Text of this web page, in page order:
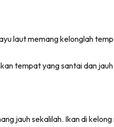
laut memang kelonglah
tempat yang santai dan
jauh sekalilah. Ikan di